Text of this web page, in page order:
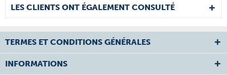
LES CLIENTS ONT ÉGALEMENT CONSULTÉ
TERMES ET CONDITIONS GÉNÉRALES
INFORMATIONS